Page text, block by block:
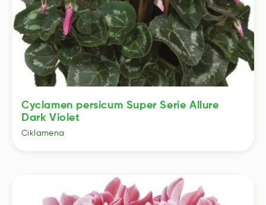
Cyclamen persicum Super Serie Allure
Dark Violet
Ciklamena